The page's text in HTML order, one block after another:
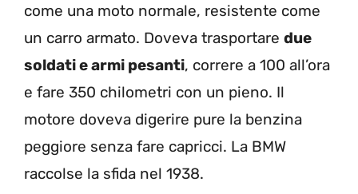
come una moto normale, resistente come
un carro armato. Doveva trasportare due
soldati e armi pesanti, correre a 100 all’ora
e fare 350 chilometri con un pieno. Il
motore doveva digerire pure la benzina
peggiore senza fare capricci. La BMW
raccolse la sfida nel 1938.